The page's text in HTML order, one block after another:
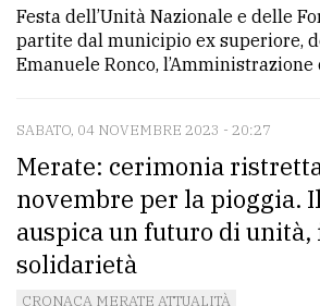
Festa dell’Unità Nazionale e delle
partite dal municipio ex superiore,
Emanuele Ronco, l’Amministrazione
SABATO, 04 NOVEMBRE 2023 - 20:27
Merate: cerimonia
novembre per la pioggia.
auspica un futuro di
solidarietà
CRONACA MERATE ATTUALITÀ